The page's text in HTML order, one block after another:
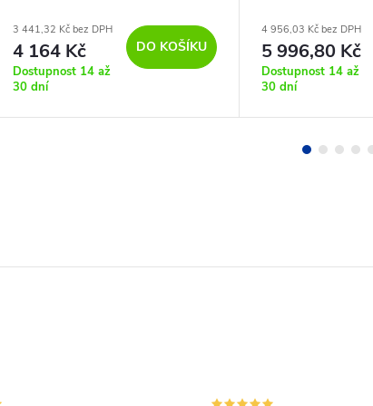
3 441,32 Kč bez DPH
4 164 Kč
Dostupnost 14 až
30 dní
DO KOŠÍKU
4 956,03 Kč bez DPH
5 996,80 Kč
Dostupnost 14 až
30 dní